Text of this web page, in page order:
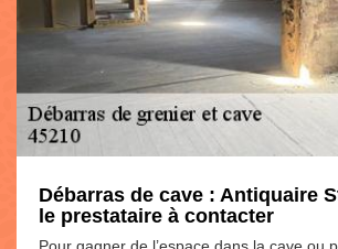
Débarras de cave : Antiquaire
le prestataire à contacter